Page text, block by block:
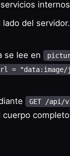
del
se lee en
=
GET /api/